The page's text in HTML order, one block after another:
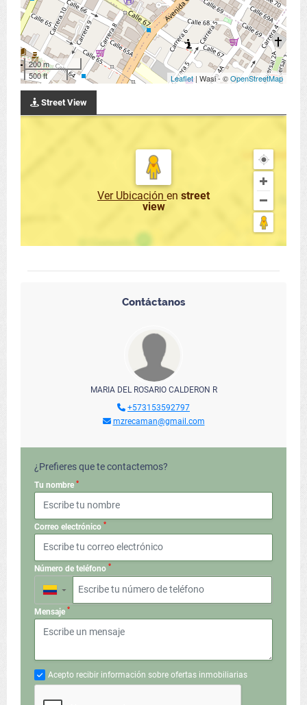
200 m
500 ft
Leaflet| Wasi - ©OpenStreetMap
Street View
Ver Ubicación en street
view
Contáctanos
MARIA DEL ROSARIO CALDERON R
+573153592797
mzrecaman@gmail.com
¿Prefieres que te contactemos?
Tu nombre *
Correo electrónico *
Número de teléfono *
▼
Mensaje *
Acepto recibir información sobre ofertas inmobiliarias